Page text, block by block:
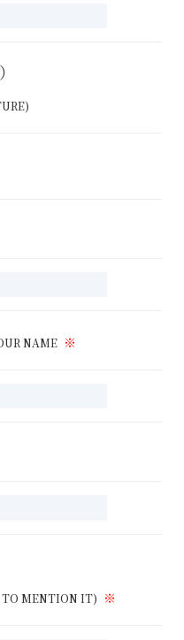
NAME
TO MENTION IT)